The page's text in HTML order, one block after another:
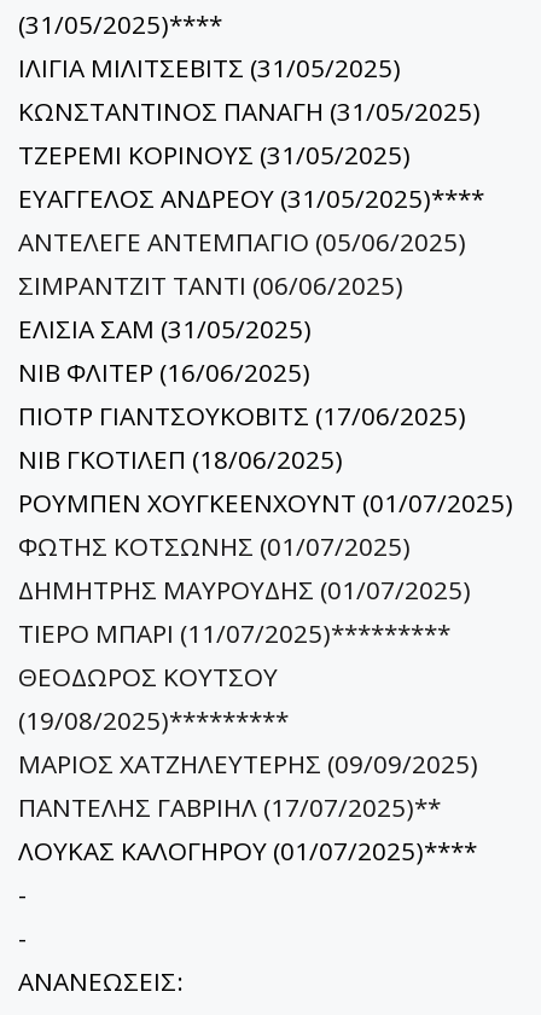
(31/05/2025)****
ΙΛΙΓΙΑ ΜΙΛΙΤΣΕΒΙΤΣ (31/05/2025)
ΚΩΝΣΤΑΝΤΙΝΟΣ ΠΑΝΑΓΗ (31/05/2025)
TΖΕΡΕΜΙ ΚΟΡΙΝΟΥΣ (31/05/2025)
ΕΥΑΓΓΕΛΟΣ ΑΝΔΡΕΟΥ (31/05/2025)****
ΑΝΤΕΛΕΓΕ ΑΝΤΕΜΠΑΓΙΟ (05/06/2025)
ΣΙΜΡΑΝΤΖΙΤ ΤΑΝΤΙ (06/06/2025)
ΕΛΙΣΙΑ ΣΑΜ (31/05/2025)
ΝΙΒ ΦΛΙΤΕΡ (16/06/2025)
ΠΙΟΤΡ ΓΙΑΝΤΣΟΥΚΟΒΙΤΣ (17/06/2025)
ΝΙΒ ΓΚΟΤΙΛΕΠ (18/06/2025)
ΡΟΥΜΠΕΝ ΧΟΥΓΚΕΕΝΧΟΥΝΤ (01/07/2025)
ΦΩΤΗΣ ΚΟΤΣΩΝΗΣ (01/07/2025)
ΔΗΜΗΤΡΗΣ ΜΑΥΡΟΥΔΗΣ (01/07/2025)
ΤΙΕΡΟ ΜΠΑΡΙ (11/07/2025)*********
ΘΕΟΔΩΡΟΣ ΚΟΥΤΣΟΥ
(19/08/2025)*********
ΜΑΡΙΟΣ ΧΑΤΖΗΛΕΥΤΕΡΗΣ (09/09/2025)
ΠΑΝΤΕΛΗΣ ΓΑΒΡΙΗΛ (17/07/2025)**
ΛΟΥΚΑΣ ΚΑΛΟΓΗΡΟΥ (01/07/2025)****
-
-
ΑΝΑΝΕΩΣΕΙΣ: